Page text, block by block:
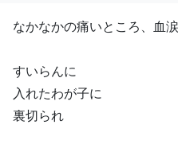
なかなかの痛いところ、血
すいらんに
入れたわが子に
裏切られ